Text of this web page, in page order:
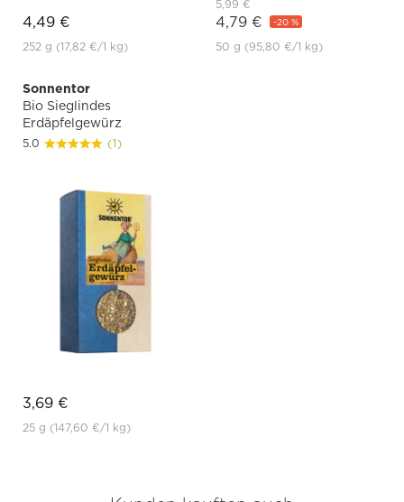
4,49 €
252 g (17,82 €/1 kg)
5,99 €
4,79 € -20 %
50 g (95,80 €/1 kg)
Sonnentor
Bio Sieglindes
Erdäpfelgewürz
5.0 (1)
3,69 €
25 g (147,60 €/1 kg)